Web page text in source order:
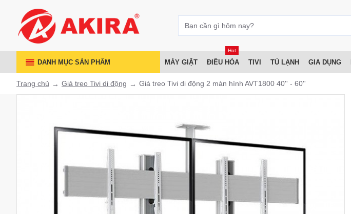
DANH MỤC SẢN PHẨM MÁY GIẶT ĐIỀU HÒA
Hot
TIVI TỦ LẠNH GIA DỤNG
Trang chủ Giá treo Tivi di động Giá treo Tivi di động 2 màn hình AVT1800 40'' - 60''